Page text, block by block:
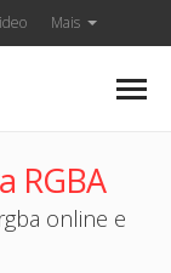
Mais
RGBA
online e